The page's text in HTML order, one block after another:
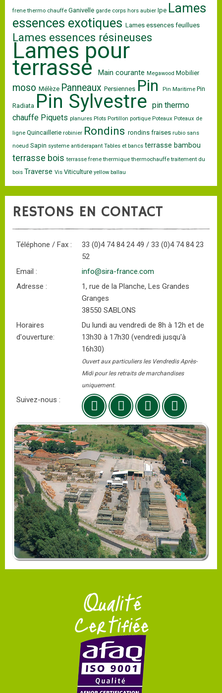
frene thermo chauffe Ganivelle garde corps hors aubier Ipe Lames
essences exotiques Lames essences feuillues
Lames essences résineuses
Lames pour
terrasse Main courante Megawood Mobilier
moso Mélèze Panneaux Persiennes Pin Pin Maritime Pin
Radiata Pin Sylvestre pin thermo
chauffe Piquets planures Plots Portillon portique Poteaux Poteaux de
ligne Quincaillerie robinier Rondins rondins fraises rubio sans
noeud Sapin systeme antiderapant Tables et bancs terrasse bambou
terrasse boisterrasse frenethermiquethermochauffetraitement du
bois Traverse Vis Viticulture yellow ballau
RESTONS EN CONTACT
Téléphone / Fax :
33 (0)4 74 84 24 49 / 33 (0)4 74 84 23
52
Email :
info@sira-france.com
Adresse :
1, rue de la Planche, Les Grandes
Granges
38550 SABLONS
Horaires
d'ouverture:
Du lundi au vendredi de 8h à 12h et de
13h30 à 17h30 (vendredi jusqu'à
16h30)
Ouvert aux particuliers les Vendredis Après-
Midi pour les retraits de marchandises
uniquement.
Suivez-nous :
Qualité
Certifiée